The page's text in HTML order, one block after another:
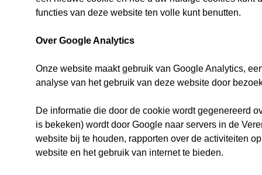
functies van deze website ten volle kunt benutten.
Over Google Analytics
Onze website maakt gebruik van Google Analytics,
analyse van het gebruik van deze website door
De informatie die door de cookie wordt gegenereerd
is bekeken) wordt door Google naar servers in de
website bij te houden, rapporten over de activiteiten
website en het gebruik van internet te bieden.